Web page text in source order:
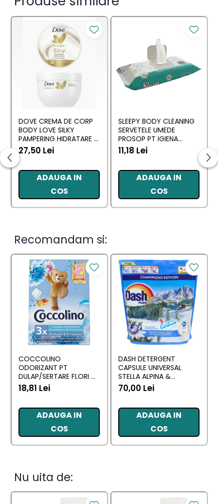
DOVE CREMA DE CORP
BODY LOVE SILKY
PAMPERING HIDRATARE &
NUTRITIE 300 ML
27,50 Lei
ADAUGA IN
COS
SLEEPY BODY CLEANING
SERVETELE UMEDE
PROSOP PT IGIENA
CORPORALA SENSITIVE
XL 50 BUC
11,18 Lei
ADAUGA IN
COS
Recomandam si:
COCCOLINO
ODORIZANT PT
DULAP/SERTARE FLORI DI
PRIMAVERA 3 BUC
18,81 Lei
ADAUGA IN
COS
DASH DETERGENT
CAPSULE UNIVERSAL
STELLA ALPINA &
MUSCHINO BIANCO 60
BUC
70,00 Lei
ADAUGA IN
COS
Nu uita de: